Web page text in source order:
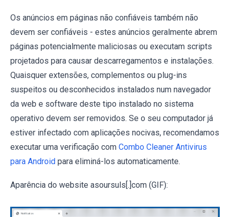
Os anúncios em páginas não confiáveis também não
devem ser confiáveis - estes anúncios geralmente abrem
páginas potencialmente maliciosas ou executam scripts
projetados para causar descarregamentos e instalações.
Quaisquer extensões, complementos ou plug-ins
suspeitos ou desconhecidos instalados num navegador
da web e software deste tipo instalado no sistema
operativo devem ser removidos. Se o seu computador já
estiver infectado com aplicações nocivas, recomendamos
executar uma verificação com Combo Cleaner Antivirus
para Android para eliminá-los automaticamente.
Aparência do website asoursuls[.]com (GIF):